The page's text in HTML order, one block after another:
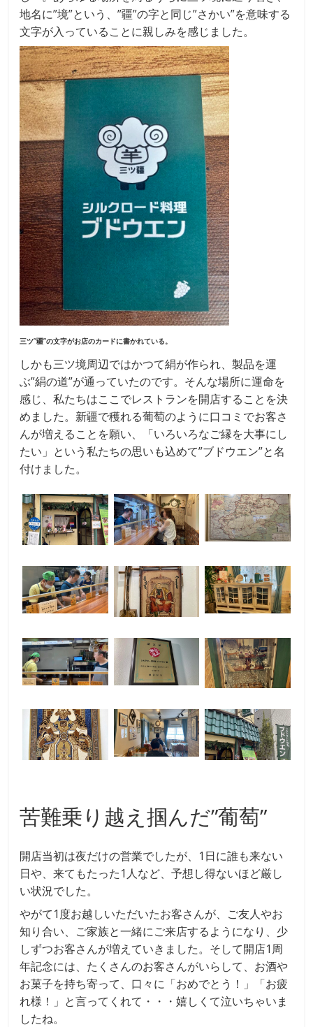
地名に”境”という、”疆”の字と同じ”さかい”を意味する
文字が入っていることに親しみを感じました。
三ツ”疆”の文字がお店のカードに書かれている。
しかも三ツ境周辺ではかつて絹が作られ、製品を運
ぶ”絹の道”が通っていたのです。そんな場所に運命を
感じ、私たちはここでレストランを開店することを決
めました。新疆で穫れる葡萄のように口コミでお客さ
んが増えることを願い、「いろいろなご縁を大事にし
たい」という私たちの思いも込めて”ブドウエン”と名
付けました。
苦難乗り越え掴んだ”葡萄”
開店当初は夜だけの営業でしたが、1日に誰も来ない
日や、来てもたった1人など、予想し得ないほど厳し
い状況でした。
やがて1度お越しいただいたお客さんが、ご友人やお
知り合い、ご家族と一緒にご来店するようになり、少
しずつお客さんが増えていきました。そして開店1周
年記念には、たくさんのお客さんがいらして、お酒や
お菓子を持ち寄って、口々に「おめでとう！」「お疲
れ様！」と言ってくれて・・・嬉しくて泣いちゃいま
したね。